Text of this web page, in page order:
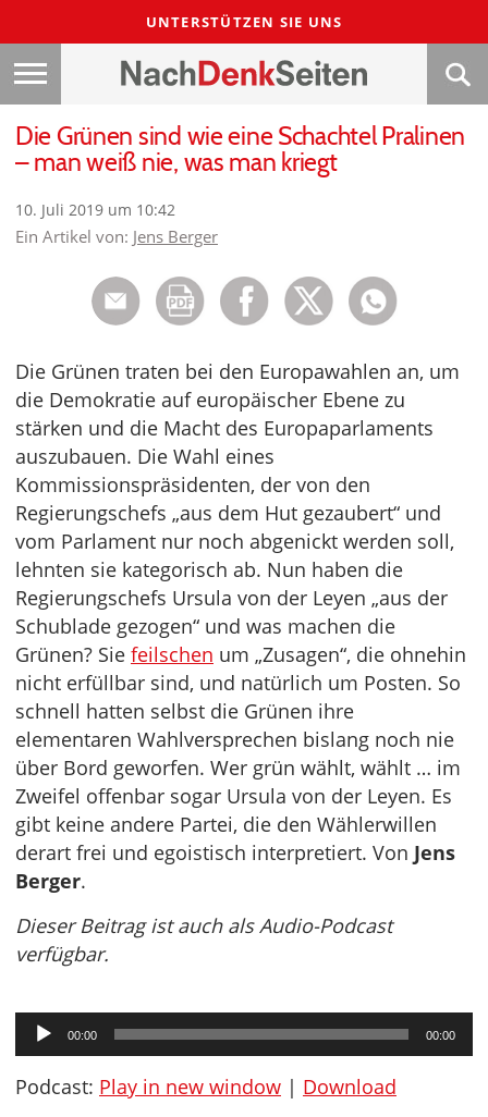
UNTERSTÜTZEN SIE UNS
Die Grünen sind wie eine Schachtel Pralinen
– man weiß nie, was man kriegt
10. Juli 2019 um 10:42
Ein Artikel von: Jens Berger
Die Grünen traten bei den Europawahlen an, um
die Demokratie auf europäischer Ebene zu
stärken und die Macht des Europaparlaments
auszubauen. Die Wahl eines
Kommissionspräsidenten, der von den
Regierungschefs „aus dem Hut gezaubert“ und
vom Parlament nur noch abgenickt werden soll,
lehnten sie kategorisch ab. Nun haben die
Regierungschefs Ursula von der Leyen „aus der
Schublade gezogen“ und was machen die
Grünen? Sie feilschen um „Zusagen“, die ohnehin
nicht erfüllbar sind, und natürlich um Posten. So
schnell hatten selbst die Grünen ihre
elementaren Wahlversprechen bislang noch nie
über Bord geworfen. Wer grün wählt, wählt … im
Zweifel offenbar sogar Ursula von der Leyen. Es
gibt keine andere Partei, die den Wählerwillen
derart frei und egoistisch interpretiert. Von Jens
Berger.
Dieser Beitrag ist auch als Audio-Podcast
verfügbar.
Audio-
Player
00:00 00:00
Podcast: Play in new window | Download